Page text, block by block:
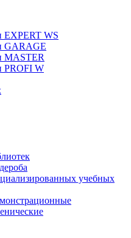
EXPERT WS
GARAGE
MASTER
PROFI W
учебных